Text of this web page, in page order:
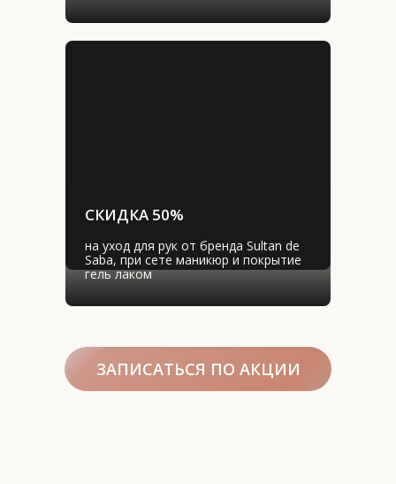
СКИДКА 50%
на уход для рук от бренда Sultan de
Saba, при сете маникюр и покрытие
гель лаком
ЗАПИСАТЬСЯ ПО АКЦИИ